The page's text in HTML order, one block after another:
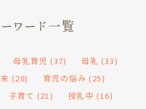
ワード一覧
母乳育児 (37) 母乳 (33)
(28) 育児の悩み (25)
子育て (21) 授乳中 (16)